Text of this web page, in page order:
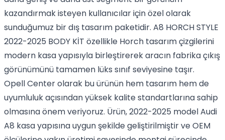
kazandırmak isteyen kullanıcılar için özel olarak
sunduğumuz bir dış tasarım paketidir. A8 HORCH STYLE
2022-2025 BODY KİT özellikle Horch tasarım çizgilerini
modern kasa yapısıyla birleştirerek aracın fabrika çıkış
görünümünü tamamen lüks sınıf seviyesine taşır.
Opell Center olarak bu ürünün hem tasarım hem de
uyumluluk açısından yüksek kalite standartlarına sahip
olmasına önem veriyoruz. Ürün, 2022-2025 model Audi
A8 kasa yapısına uygun şekilde geliştirilmiştir ve OEM